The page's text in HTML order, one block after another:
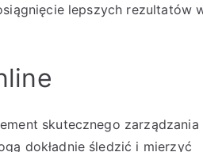
lepszych rezultatów
skutecznego zarządzania
dokładnie śledzić i mierzyć